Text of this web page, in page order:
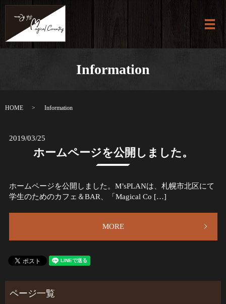
メ
Information
HOME Information
2019/03/25
ホームページを公開しました。
ホームページを公開しました。M’sPLANは、札幌市北区にて
学生のためのカフェ＆BAR、「Magical Co […]
MORE